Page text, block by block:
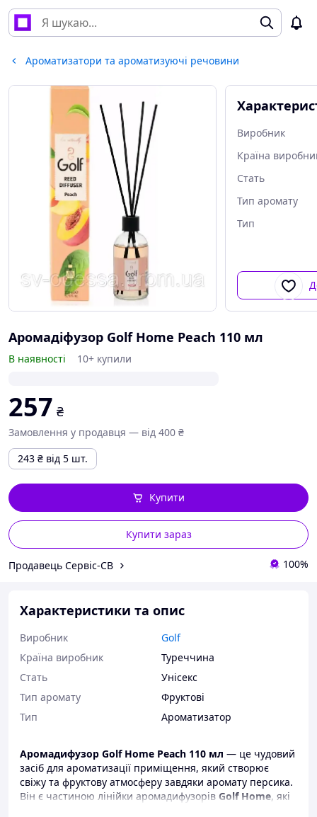
Ароматизатори та ароматизуючі речовини
Виробник
Країна
Стать
Тип аромату
Тип
Аромадіфузор Golf Home Peach 110 мл
В наявності 10+ купили
257 ₴
Замовлення у продавця — від 400 ₴
243 ₴ від 5 шт.
Купити зараз
Купити
Продавець Сервіс-СВ 100%
Характеристики та опис
Виробник
Golf
Країна виробник
Туреччина
Стать
Унісекс
Тип аромату
Фруктові
Тип
Ароматизатор
Аромадифузор Golf Home Peach 110 мл — це чудовий
засіб для ароматизації приміщення, який створює
свіжу та фруктову атмосферу завдяки аромату персика.
Він є частиною лінійки аромадифузорів Golf Home, які